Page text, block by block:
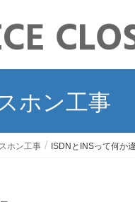
ホン工事
ホン工事 ISDNとINSって何か